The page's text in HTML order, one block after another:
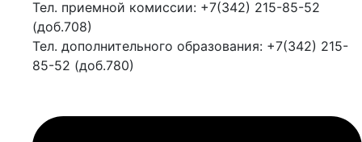
Тел. приемной комиссии: +7(342) 215-85-52
(доб.708)
Тел. дополнительного образования: +7(342) 215-
85-52 (доб.780)